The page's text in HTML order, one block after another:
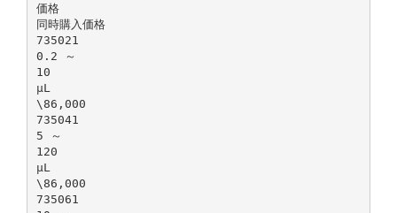
価格
同時購入価格
735021
0.2 ～
10
μL
\86,000
735041
5 ～
120
μL
\86,000
735061